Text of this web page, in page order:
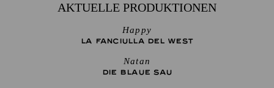
AKTUELLE PRODUKTIONEN
Happy
LA FANCIULLA DEL WEST
Natan
DIE BLAUE SAU